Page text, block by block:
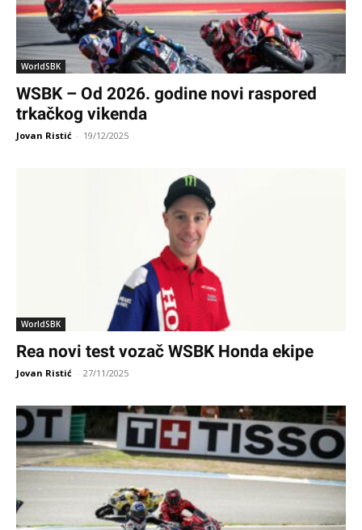
WorldSBK
WSBK – Od 2026. godine novi raspored
trkačkog vikenda
Jovan Ristić - 19/12/2025
WorldSBK
Rea novi test vozač WSBK Honda ekipe
Jovan Ristić - 27/11/2025